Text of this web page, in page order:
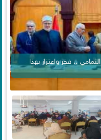
.. فخر واعتزاز بهذا